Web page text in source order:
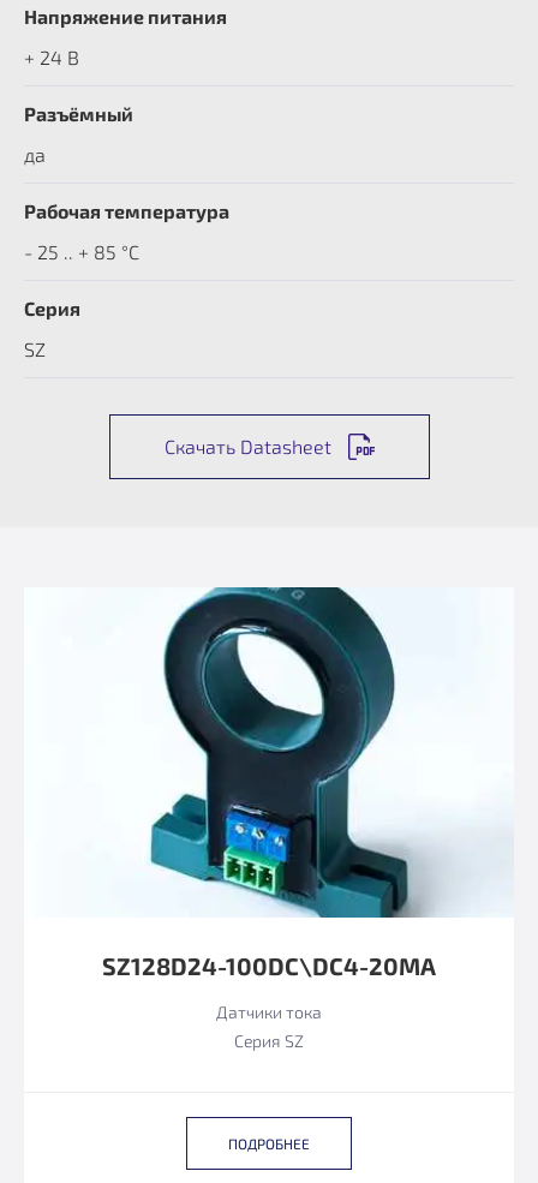
Напряжение питания
+ 24 В
Разъёмный
да
Рабочая температура
- 25 .. + 85 °C
Серия
SZ
Скачать Datasheet
SZ128D24-100DC\DC4-20MA
Датчики тока
Серия SZ
ПОДРОБНЕЕ